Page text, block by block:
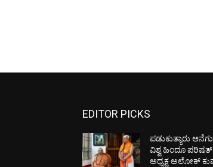
EDITOR PICKS
ಪಡುಕುತ್ಯಾರು
ವಿಶ್ವ ಹಿಂದೂ ಪರಿಷತ್
ಅಧ್ಯಕ್ಷ ಅಲೋಕ್